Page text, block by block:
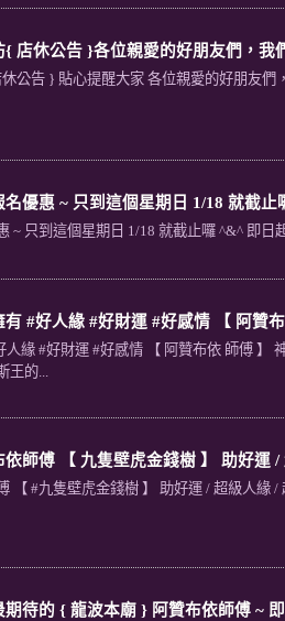
{ 店休公告 }各位親愛的好朋友們，我
公告 } 貼心提醒大家 各位親愛的好朋友們
名優惠 ~ 只到這個星期日 1/18 就截
~ 只到這個星期日 1/18 就截止囉 ^&^ 即日
有 #好人緣 #好財運 #好感情 【 阿贊
人緣 #好財運 #好感情 【 阿贊布依 師傅 】
的...
依師傅 【 九隻壁虎金錢樹 】 助好運
【 #九隻壁虎金錢樹 】 助好運 / 超級人緣
期待的 { 龍波本廟 } 阿贊布依師傅 ~